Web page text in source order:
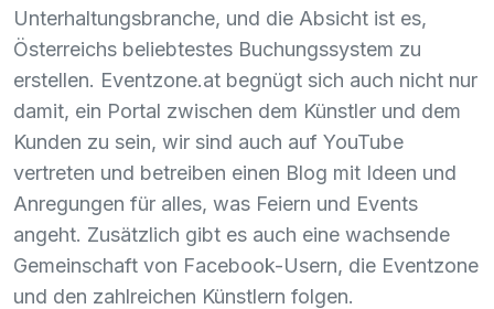
Unterhaltungsbranche, und die Absicht ist es,
Österreichs beliebtestes Buchungssystem zu
erstellen. Eventzone.at begnügt sich auch nicht nur
damit, ein Portal zwischen dem Künstler und dem
Kunden zu sein, wir sind auch auf YouTube
vertreten und betreiben einen Blog mit Ideen und
Anregungen für alles, was Feiern und Events
angeht. Zusätzlich gibt es auch eine wachsende
Gemeinschaft von Facebook-Usern, die Eventzone
und den zahlreichen Künstlern folgen.